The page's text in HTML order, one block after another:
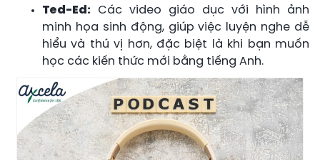
Ted-Ed: Các video giáo dục với hình ảnh
minh họa sinh động, giúp việc luyện nghe dễ
hiểu và thú vị hơn, đặc biệt là khi bạn muốn
học các kiến thức mới bằng tiếng Anh.